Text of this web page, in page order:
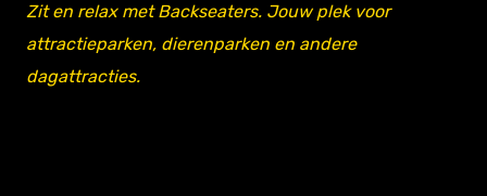
Zit en relax met Backseaters. Jouw plek voor
attractieparken, dierenparken en andere
dagattracties.